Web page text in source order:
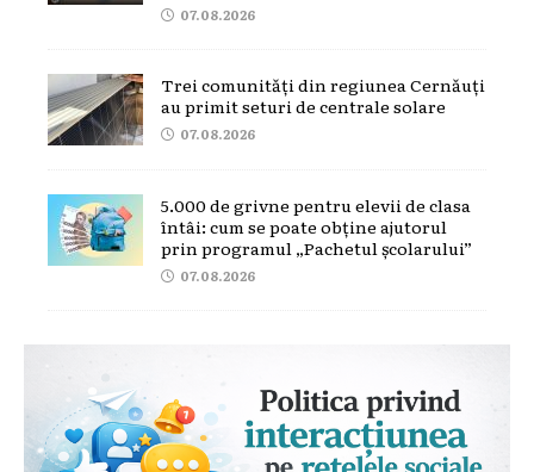
07.08.2026
Trei comunități din regiunea Cernăuți
au primit seturi de centrale solare
07.08.2026
5.000 de grivne pentru elevii de clasa
întâi: cum se poate obține ajutorul
prin programul „Pachetul școlarului”
07.08.2026